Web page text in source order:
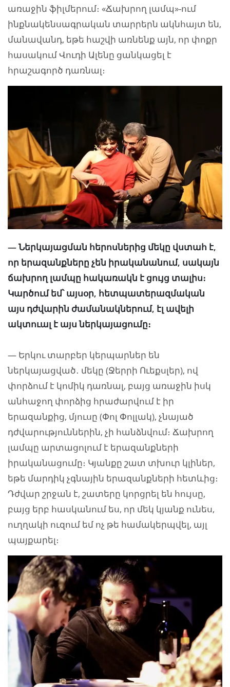
առաջին ֆիլմերում։ «Ճախրող լամպ»-ում
ինքնակենսագրական տարրերն ակնհայտ են,
մանավանդ, եթե հաշվի առնենք այն, որ փոքր
հասակում Վուդի Ալենը ցանկացել է
հրաշագործ դառնալ։
— Ներկայացման հերոսներից մեկը վստահ է,
որ երազանքները չեն իրականանում, սակայն
ճախրող լամպը հակառակն է ցույց տալիս։
Կարծում եմ՝ այսօր, հետպատերազմական
այս դժվարին ժամանակներում, էլ ավելի
ակտուալ է այս ներկայացումը։
— Երկու տարբեր կերպարներ են
ներկայացված․ մեկը (Ջերրի Ուեքսլեր), ով
փորձում է կոմիկ դառնալ, բայց առաջին իսկ
անհաջող փորձից հրաժարվում է իր
երազանքից, մյուսը (Փոլ Փոլլակ), չնայած
դժվարություններին, չի հանձնվում։ Ճախրող
լամպը արտացոլում է երազանքների
իրականացումը։ Կյանքը շատ տխուր կլիներ,
եթե մարդիկ չգնային երազանքների հետևից։
Դժվար շրջան է, շատերը կորցրել են հույսը,
բայց երբ հասկանում ես, որ մեկ կյանք ունես,
ուղղակի ուզում եմ ոչ թե համակերպվել, այլ
պայքարել։